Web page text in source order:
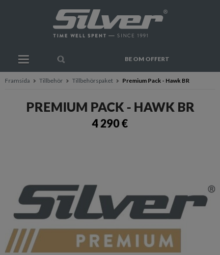
BE OM OFFERT
Framsida Tillbehör Tillbehörspaket Premium Pack - Hawk BR
PREMIUM PACK - HAWK BR
4 290 €